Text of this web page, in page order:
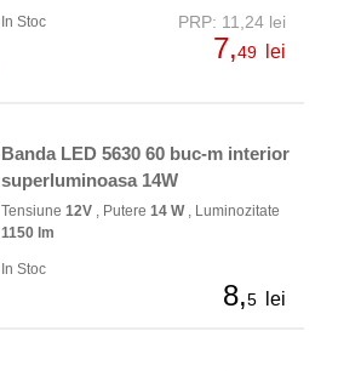
In Stoc PRP: 11,24 lei
7,49 lei
Banda LED 5630 60 buc-m interior
superluminoasa 14W
Tensiune 12V , Putere 14 W, Luminozitate
1150 lm
In Stoc
8,5 lei